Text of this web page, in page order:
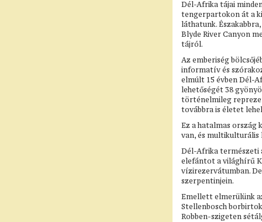
Dél-Afrika tájai
tengerpartokon át a
láthatunk.
Blyde River Canyon
tájról.
Az emberiség
informatív és
elmúlt 15 évben Dél-
lehetőségét 38
történelmileg
továbbra is életet
Ez a hatalmas ország
van, és multikulturális
Dél-Afrika természeti
elefántot a világhírű
vízirezervátumban.
szerpentinjein.
Emellett elmerülünk
Stellenbosch
Robben-szigeten